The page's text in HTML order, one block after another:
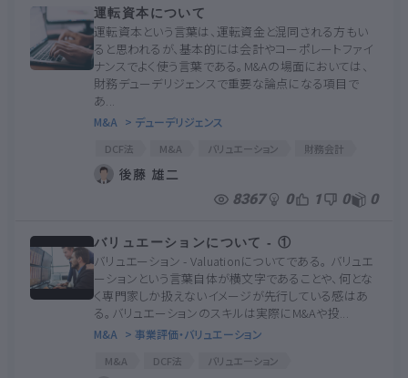
運転資本について
運転資本という言葉は、運転資金と混同される方もい
ると思われるが、基本的には会計やコーポレートファイ
ナンスでよく使う言葉である。M&Aの場面においては、
財務デューデリジェンスで重要な論点になる項目で
あ...
M&A > デューデリジェンス
DCF法 M&A バリュエーション
財務会計
財務DD
後藤 雄二
8367 0 1 0 0
バリュエーションについて - ①
バリュエーション - Valuationについてである。 バリュエ
ーションという言葉自体が横文字であることや、何とな
く専門家しか扱えないイメージが先行している感はあ
る。バリュエーションのスキルは実際にM&Aや投...
M&A > 事業評価・バリュエーション
M&A DCF法 バリュエーション